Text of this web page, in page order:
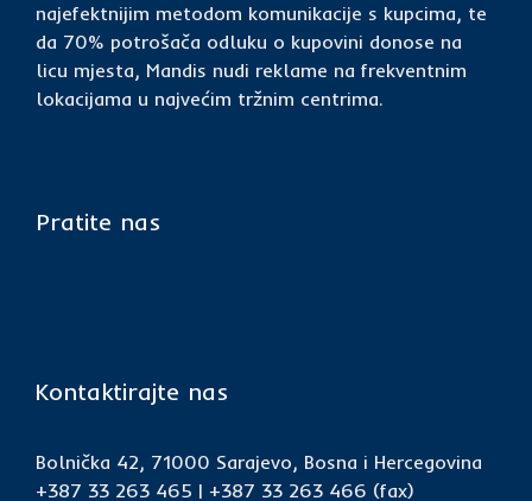
najefektnijim metodom komunikacije s kupcima, te
da 70% potrošača odluku o kupovini donose na
licu mjesta, Mandis nudi reklame na frekventnim
lokacijama u najvećim tržnim centrima.
Pratite nas
Kontaktirajte nas
Bolnička 42, 71000 Sarajevo, Bosna i Hercegovina
+387 33 263 465 | +387 33 263 466 (fax)